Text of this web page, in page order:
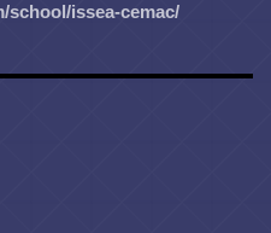
school/issea-cemac/